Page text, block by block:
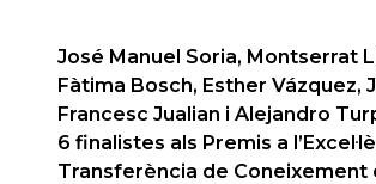
José Manuel Soria, Montserrat
Fàtima Bosch, Esther Vázquez,
Francesc Jualian i Alejandro
6 finalistes als Premis a
Transferència de Coneixement